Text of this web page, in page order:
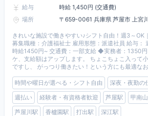
給与
時給 1,450円 (交通費)
場所
〒659-0061 兵庫県 芦屋市 上宮
きれいな施設で働きやすい♪シフト自由！週3～OK
募集職種：介護福祉士 雇用形態：派遣社員 給与：
時給1450円~ 交通費：一部支給 ◆実務者：1350
ケ、支給額はアップします。 ちょこちょこ入って
ですし、 がっつり働きたい！という方にも最適な
時間や曜日が選べる・シフト自由
深夜・夜勤の
週払い
経験者・有資格者歓迎 芦屋駅 甲南
芦屋川駅
香櫨園駅 打出駅 深江駅